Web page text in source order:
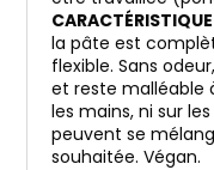
la pâte est
flexible. Sans
et reste malléable
les mains, ni sur
peuvent se
souhaitée. Végan.